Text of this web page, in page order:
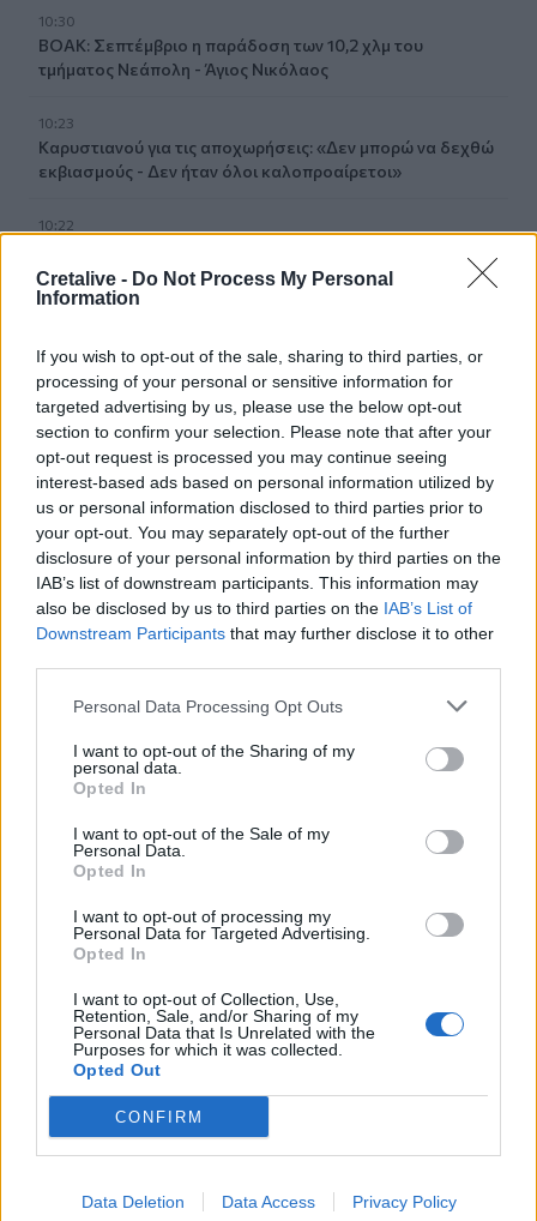
Cretalive - Do Not Process My Personal
Information
If you wish to opt-out of the sale, sharing to third parties, or
processing of your personal or sensitive information for
targeted advertising by us, please use the below opt-out
section to confirm your selection. Please note that after your
opt-out request is processed you may continue seeing
interest-based ads based on personal information utilized by
us or personal information disclosed to third parties prior to
your opt-out. You may separately opt-out of the further
disclosure of your personal information by third parties on the
IAB’s list of downstream participants. This information may
also be disclosed by us to third parties on the IAB’s List of
Downstream Participants that may further disclose it to other
Personal Data Processing Opt Outs
I want to opt-out of the Sharing of my
personal data.
Opted In
I want to opt-out of the Sale of my
Personal Data.
Opted In
I want to opt-out of processing my
Personal Data for Targeted Advertising.
Opted In
I want to opt-out of Collection, Use,
Retention, Sale, and/or Sharing of my
Personal Data that Is Unrelated with the
Purposes for which it was collected.
Opted Out
CONFIRM
Data Deletion Data Access Privacy Policy
10:30
ΒΟΑΚ: Σεπτέμβριο η παράδοση των 10,2 χλμ του
τμήματος Νεάπολη - Άγιος Νικόλαος
10:23
Καρυστιανού για τις αποχωρήσεις: «Δεν μπορώ να δεχθώ
εκβιασμούς - Δεν ήταν όλοι καλοπροαίρετοι»
10:22
πρόληψη δεν καταργεί τον κίνδυνο πυρκαγιάς»
Νεκρός 72χρονος Σουηδός σε παραλία της Ρόδου
10:17
Από την κοινωνική εκδήλωση στο νοσοκομείο ανήλικος
που κατανάλωσε αλκοόλ - Δύο συλλήψεις
10:16
Νέα απάτη: Επιτήδειοι παριστάνουν τους υπαλλήλους
ΚΕΠ - Προειδοποίηση από τον Δήμο Μαλεβιζίου
10:12
Eurobank: Νέα αγορά 1,1 εκατ. ιδίων μετοχών - Στα €4,92
Όταν ο σεισμός της Κρήτης «λάβωσε» τον Φάρο της
«λάβωσε» τον Φάρο της
Αλεξάνδρειας
Κύπρος 1974: Τα απόρρητα τηλεγραφήματα που
Κύπρος 1974: Τα απόρρητα
Κύπρος 1974: Τα απόρρητα
τηλεγραφήματα που
Κίσινγκερ